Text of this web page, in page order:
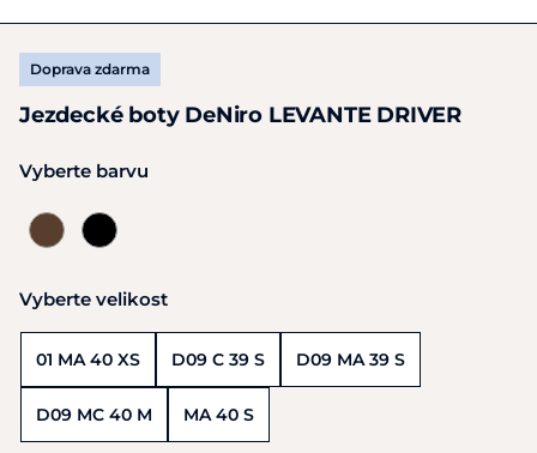
Doprava zdarma
Jezdecké boty DeNiro LEVANTE DRIVER
Vyberte barvu
Vyberte velikost
01 MA 40 XS D09 C 39 S D09 MA 39 S
D09 MC 40 M MA 40 S